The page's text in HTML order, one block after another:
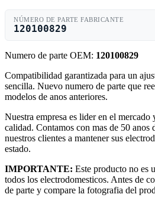
NÚMERO DE PARTE FABRICANTE
120100829
Numero de parte OEM: 120100829
Compatibilidad garantizada para un
sencilla. Nuevo numero de parte que
modelos de anos anteriores.
Nuestra empresa es lider en el mercado
calidad. Contamos con mas de 50 anos
nuestros clientes a mantener sus
estado.
IMPORTANTE: Este producto no es
todos los electrodomesticos. Antes de
de parte y compare la fotografia del